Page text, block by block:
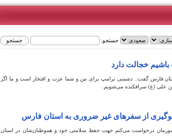
جستجو:
خجالت دارد
فارس گفت:. دشمنی ترامپ برای من و شما عزت و افتخار است و ما اگر
علی (ع) سرافکنده می‌شویم.
از سفرهای غیر ضروری به استان فارس
درخواست می‌کنم جهت حفظ سلامتی خود و هموطنان‌شان در استان